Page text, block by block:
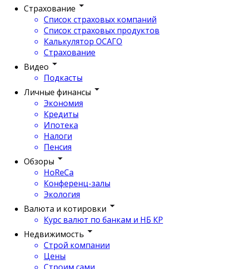
Страхование
Список страховых компаний
Список страховых продуктов
Калькулятор ОСАГО
Страхование
Видео
Подкасты
Личные финансы
Экономия
Кредиты
Ипотека
Налоги
Пенсия
Обзоры
HoReCa
Конференц-залы
Экология
Валюта и котировки
Курс валют по банкам и НБ КР
Недвижимость
Строй компании
Цены